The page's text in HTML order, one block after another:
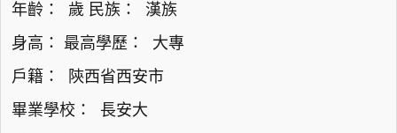
年齡： 歲 民族： 漢族
身高： 最高學歷： 大專
戶籍： 陝西省西安市
畢業學校： 長安大